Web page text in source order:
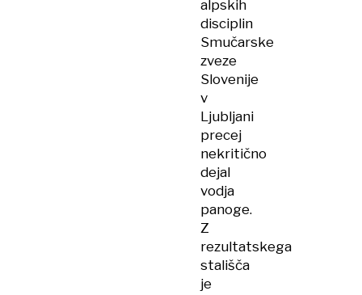
alpskih
disciplin
Smučarske
zveze
Slovenije
v
Ljubljani
precej
nekritično
dejal
vodja
panoge.
Z
rezultatskega
stališča
je